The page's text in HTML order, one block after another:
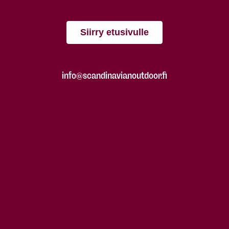
Siirry etusivulle
info@scandinavianoutdoor.fi